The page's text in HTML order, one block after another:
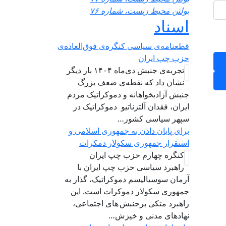
بولتن محیط زیست، شماره ۷۶
اسناد
قطعنامه‌ی سیاسی کنگره‌ی فوق‌العاده‌ی
حزب چپ ایران
تجربه‌ی جنبش دی‌ماه ۱۴۰۴ بار دیگر
نشان داد که نقطه‌ی ضعف بزرگ
جنبش آزادیخواهانه و دموکراتیک مردم
ایران، فقدان آلترناتیو دموکراتیک در
سپهر سیاسی کشور…
برای پایان دادن به جمهوری اسلامی و
استقرار جمهوری سکولار دمکرات
کنگره چهارم حزب چپ ایران
راهبرد سياسی حزب چپ ایران با
آرمان سوسیالیسم دموکراتیک، گذار به
جمهوری سکولار دموکرات است. این
راهبرد متکی برجنبش های اجتماعی،
نهادهای مدنی و خیزش‌…